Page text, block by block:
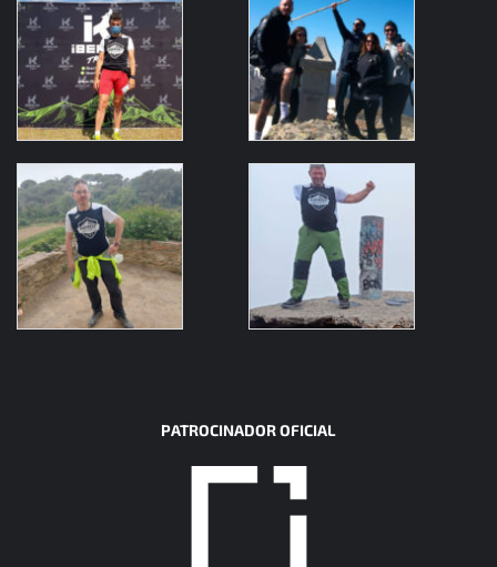
PATROCINADOR OFICIAL